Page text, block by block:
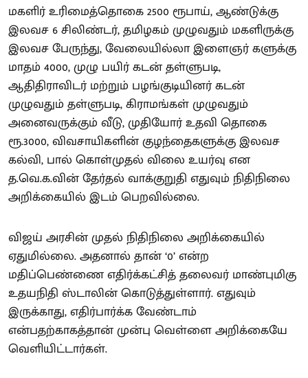
மகளிர் உரிமைத்தொகை 2500 ரூபாய், ஆண்டுக்கு
இலவச 6 சிலிண்டர், தமிழகம் முழுவதும் மகளிருக்கு
இலவச பேருந்து, வேலையில்லா இளைஞர் களுக்கு
மாதம் 4000, முழு பயிர் கடன் தள்ளுபடி,
ஆதிதிராவிடர் மற்றும் பழங்குடியினர் கடன்
முழுவதும் தள்ளுபடி, கிராமங்கள் முழுவதும்
அனைவருக்கும் வீடு, முதியோர் உதவி தொகை
ரூ.3000, விவசாயிகளின் குழந்தைகளுக்கு இலவச
கல்வி, பால் கொள்முதல் விலை உயர்வு என
த.வெ.க.வின் தேர்தல் வாக்குறுதி எதுவும் நிதிநிலை
அறிக்கையில் இடம் பெறவில்லை.
விஜய் அரசின் முதல் நிதிநிலை அறிக்கையில்
ஏதுமில்லை. அதனால் தான் ‘0’ என்ற
மதிப்பெண்ணை எதிர்க்கட்சித் தலைவர் மாண்புமிகு
உதயநிதி ஸ்டாலின் கொடுத்துள்ளார். எதுவும்
இருக்காது, எதிர்பார்க்க வேண்டாம்
என்பதற்காகத்தான் முன்பு வெள்ளை அறிக்கையே
வெளியிட்டார்கள்.